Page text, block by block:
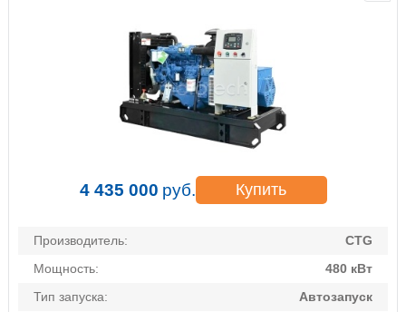
4 435 000 руб. Купить
Производитель:
CTG
Мощность:
480 кВт
Тип запуска:
Автозапуск